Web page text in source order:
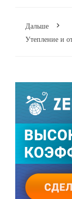
Дальше
Утепление и